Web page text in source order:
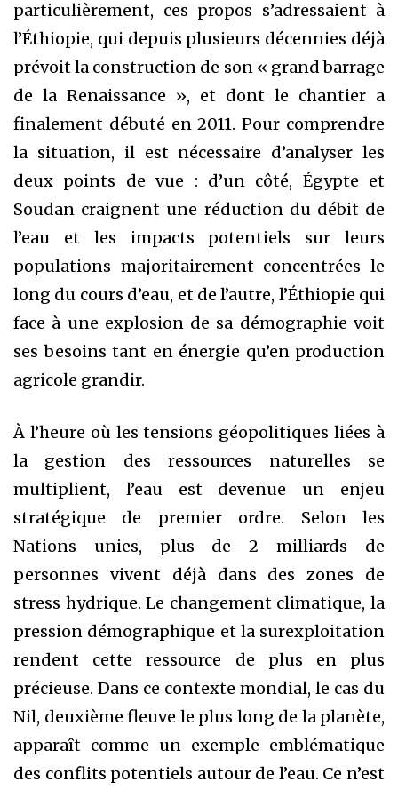
particulièrement, ces propos s’adressaient à
l’Éthiopie, qui depuis plusieurs décennies déjà
prévoit la construction de son « grand barrage
de la Renaissance », et dont le chantier a
finalement débuté en 2011. Pour comprendre
la situation, il est nécessaire d’analyser les
deux points de vue : d’un côté, Égypte et
Soudan craignent une réduction du débit de
l’eau et les impacts potentiels sur leurs
populations majoritairement concentrées le
long du cours d’eau, et de l’autre, l’Éthiopie qui
face à une explosion de sa démographie voit
ses besoins tant en énergie qu’en production
agricole grandir.
À l’heure où les tensions géopolitiques liées à
la gestion des ressources naturelles se
multiplient, l’eau est devenue un enjeu
stratégique de premier ordre. Selon les
Nations unies, plus de 2 milliards de
personnes vivent déjà dans des zones de
stress hydrique. Le changement climatique, la
pression démographique et la surexploitation
rendent cette ressource de plus en plus
précieuse. Dans ce contexte mondial, le cas du
Nil, deuxième fleuve le plus long de la planète,
apparaît comme un exemple emblématique
des conflits potentiels autour de l’eau. Ce n’est